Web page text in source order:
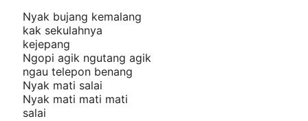
Nyak bujang kemalang
kak sekulahnya
kejepang
Ngopi agik ngutang agik
ngau telepon benang
Nyak mati salai
Nyak mati mati mati
salai